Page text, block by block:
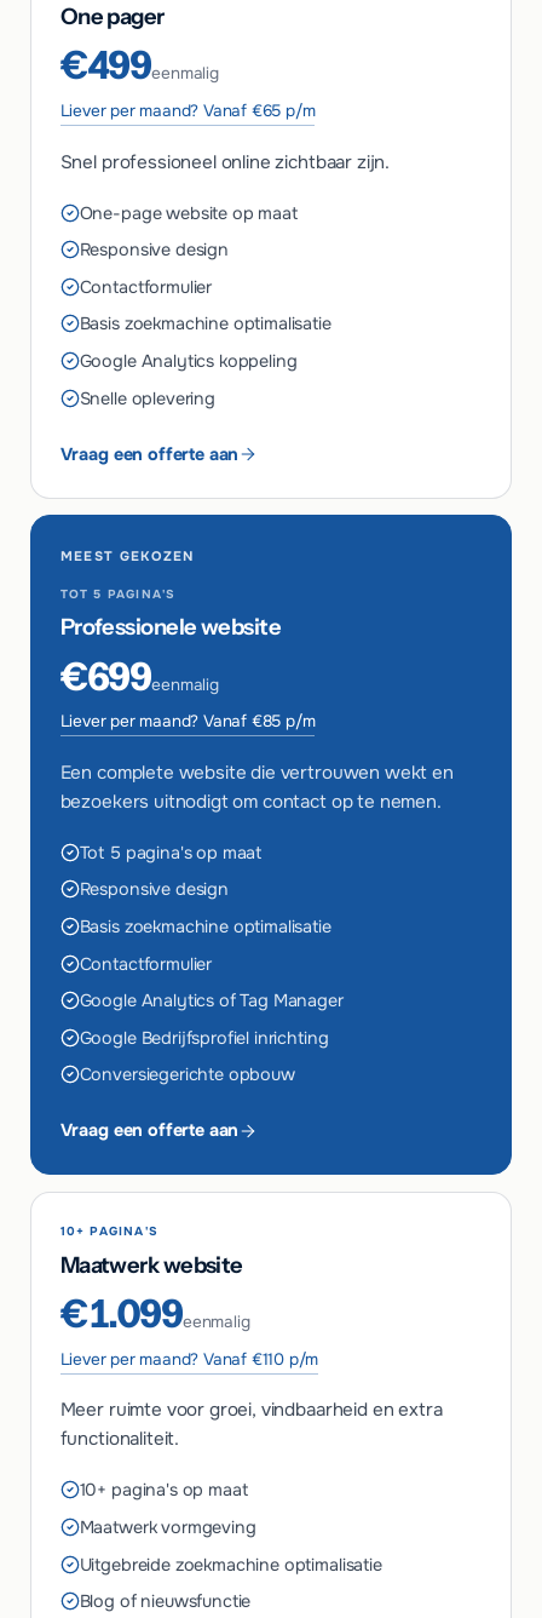
One pager
€499eenmalig
Liever per maand? Vanaf €65 p/m
Snel professioneel online zichtbaar zijn.
One-page website op maat
Responsive design
Contactformulier
Basis zoekmachine optimalisatie
Google Analytics koppeling
Snelle oplevering
Vraag een offerte aan
MEEST GEKOZEN
TOT 5 PAGINA'S
Professionele website
€699eenmalig
Liever per maand? Vanaf €85 p/m
Een complete website die vertrouwen wekt en
bezoekers uitnodigt om contact op te nemen.
Tot 5 pagina's op maat
Responsive design
Basis zoekmachine optimalisatie
Contactformulier
Google Analytics of Tag Manager
Google Bedrijfsprofiel inrichting
Conversiegerichte opbouw
Vraag een offerte aan
10+ PAGINA'S
Maatwerk website
€1.099eenmalig
Liever per maand? Vanaf €110 p/m
Meer ruimte voor groei, vindbaarheid en extra
functionaliteit.
10+ pagina's op maat
Maatwerk vormgeving
Uitgebreide zoekmachine optimalisatie
Blog of nieuwsfunctie